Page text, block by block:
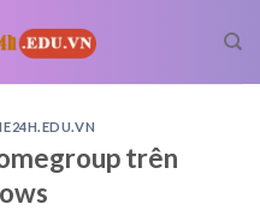
trên